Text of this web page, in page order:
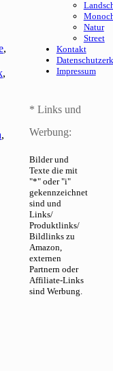
,
,
,
Natur
Street
Kontakt
Impressum
* Links und
Werbung:
Bilder und
Texte die mit
"*" oder "i"
gekennzeichnet
sind und
Links/
Produktlinks/
Bildlinks zu
Amazon,
externen
Partnern oder
Affiliate-Links
sind Werbung.